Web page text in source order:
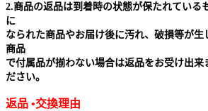
2.商品の返品は到着時の状態が保たれている
に
なられた商品やお届け後に汚れ、破損等が生
商品
で付属品が揃わない場合は返品をお受け出来
ださい。
返品 •交換理由